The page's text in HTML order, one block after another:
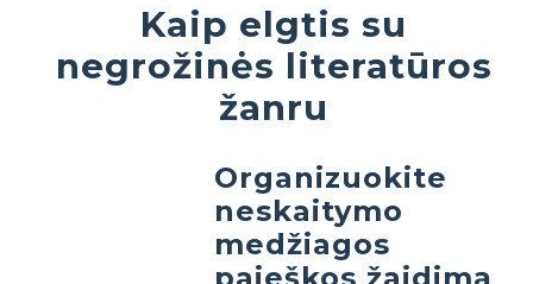
Kaip elgtis su
negrožinės literatūros
žanru
Organizuokite
neskaitymo
medžiagos